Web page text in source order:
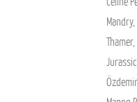
Mandry,
Thamer,
Özdemir